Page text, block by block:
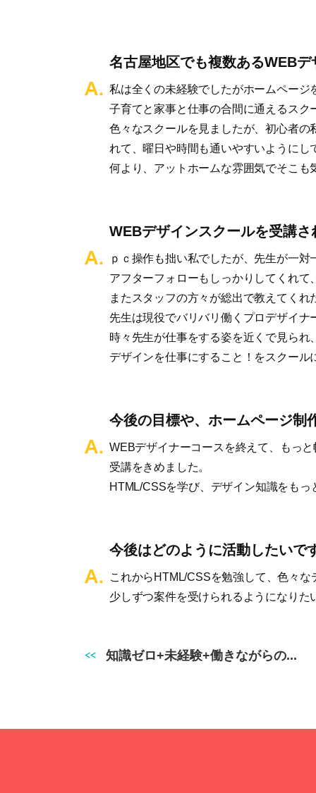
名古屋地区でも複数あるWEB
私は全くの未経験でしたがホームペー
子育てと家事と仕事の合間に通えるスク
色々なスクールを見ましたが、初心者
れて、曜日や時間も通いやすいようにし
何より、アットホームな雰囲気でそこ
WEBデザインスクールを受講
ｐｃ操作も拙い私でしたが、先生が一
アフターフォローもしっかりしてくれ
またスタッフの方々が総出で教えてく
先生は現役でバリバリ働くプロデザイ
時々先生が仕事をする姿を近くで見ら
デザインを仕事にすること！をスクール
今後の目標や、ホームページ制
WEBデザイナーコースを終えて、もっ
受講をきめました。
HTML/CSSを学び、デザイン知識をも
今後はどのように活動したいで
これからHTML/CSSを勉強して、色々
少しずつ案件を受けられるようになり
知識ゼロ+未経験+働きながらの...